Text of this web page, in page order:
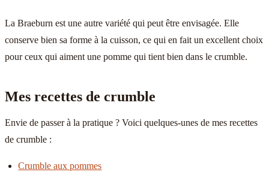
La Braeburn est une autre variété qui peut être envisagée. Elle
conserve bien sa forme à la cuisson, ce qui en fait un excellent choix
pour ceux qui aiment une pomme qui tient bien dans le crumble.
Mes recettes de crumble
Envie de passer à la pratique ? Voici quelques-unes de mes recettes
de crumble :
Crumble aux pommes